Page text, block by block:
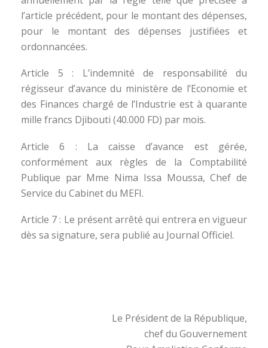
l’article précédent, pour le montant des dépenses,
pour le montant des dépenses justifiées et
ordonnancées.
Article 5 : L’indemnité de responsabilité du
régisseur d’avance du ministère de l’Economie et
des Finances chargé de l’Industrie est à quarante
mille francs Djibouti (40.000 FD) par mois.
Article 6 : La caisse d’avance est gérée,
conformément aux règles de la Comptabilité
Publique par Mme Nima Issa Moussa, Chef de
Service du Cabinet du MEFI.
Article 7 : Le présent arrêté qui entrera en vigueur
dès sa signature, sera publié au Journal Officiel.
Le Président de la République,
chef du Gouvernement